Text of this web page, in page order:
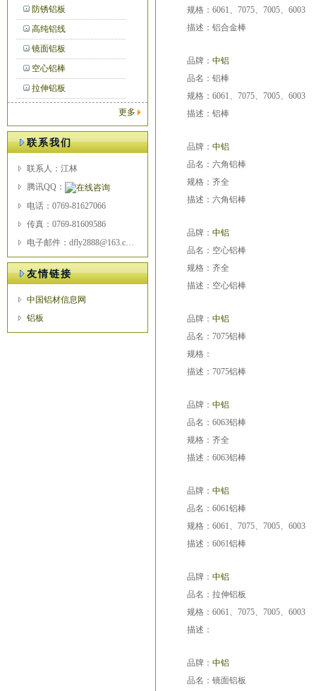
防锈铝板
高纯铝线
镜面铝板
空心铝棒
拉伸铝板
更多
联系我们
联系人：江林
腾讯QQ：
电话：0769-81627066
传真：0769-81609586
电子邮件：dfly2888@163.com
友情链接
中国铝材信息网
铝板
规格：6061、7075、7005、6003
描述：铝合金棒
品牌： 中铝
品名：铝棒
规格：6061、7075、7005、6003
描述：铝棒
品牌： 中铝
品名：六角铝棒
规格：齐全
描述：六角铝棒
品牌： 中铝
品名：空心铝棒
规格：齐全
描述：空心铝棒
品牌： 中铝
品名：7075铝棒
规格：
描述：7075铝棒
品牌： 中铝
品名：6063铝棒
规格：齐全
描述：6063铝棒
品牌： 中铝
品名：6061铝棒
规格：6061、7075、7005、6003
描述：6061铝棒
品牌： 中铝
品名：拉伸铝板
规格：6061、7075、7005、6003
描述：
品牌： 中铝
品名：镜面铝板